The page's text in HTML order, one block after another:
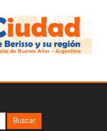
Buscar